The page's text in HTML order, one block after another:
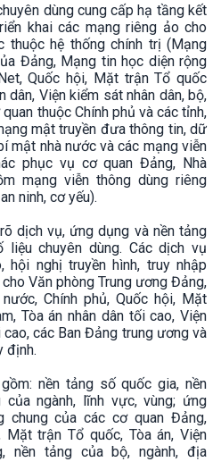
dùng cung cấp hạ tầng kết
khai các mạng riêng ảo cho
thuộc hệ thống chính trị (Mạng
Đảng, Mạng tin học diện rộng
Quốc hội, Mặt trận Tổ quốc
dân, Viện kiểm sát nhân dân, bộ,
thuộc Chính phủ và các tỉnh,
mật truyền đưa thông tin, dữ
mật nhà nước và các mạng viễn
phục vụ cơ quan Đảng, Nhà
mạng viễn thông dùng riêng
ninh, cơ yếu).
dịch vụ, ứng dụng và nền tảng
liệu chuyên dùng. Các dịch vụ
hội nghị truyền hình, truy nhập
Văn phòng Trung ương Đảng,
Chính phủ, Quốc hội, Mặt
Tòa án nhân dân tối cao, Viện
các Ban Đảng trung ương và
định.
nền tảng số quốc gia, nền
ngành, lĩnh vực, vùng; ứng
chung của các cơ quan Đảng,
Mặt trận Tổ quốc, Tòa án, Viện
nền tảng của bộ, ngành, địa